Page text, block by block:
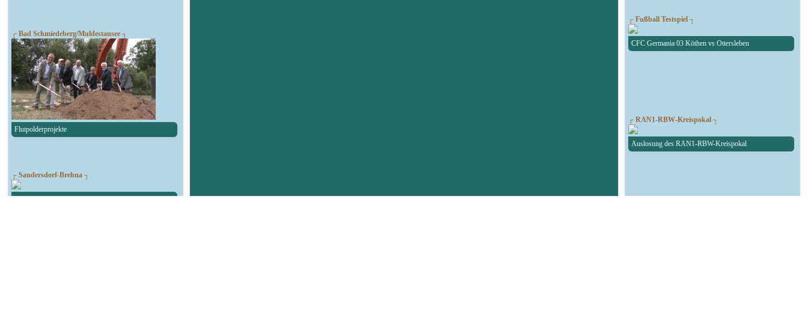
┌ Bad Schmiedeberg/Muldestausee ┐
Flutpolderprojekte
┌ Sandersdorf-Brehna ┐
┌ Fußball Testspiel ┐
CFC Germania 03 Köthen vs Ottersleben
┌ RAN1-RBW-Kreispokal ┐
Auslosung des RAN1-RBW-Kreispokal